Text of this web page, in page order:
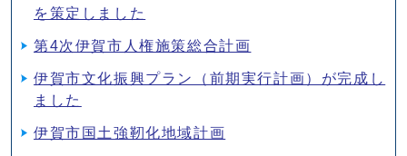
を策定しました
第4次伊賀市人権施策総合計画
伊賀市文化振興プラン（前期実行計画）が完成し
ました
伊賀市国土強靭化地域計画